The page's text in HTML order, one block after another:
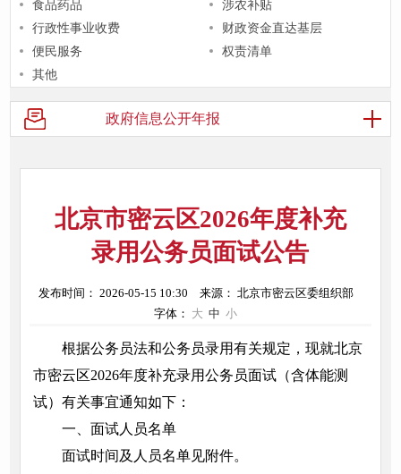
食品药品
涉农补贴
行政性事业收费
财政资金直达基层
便民服务
权责清单
其他
政府信息公开年报
北京市密云区2026年度补充
录用公务员面试公告
发布时间： 2026-05-15 10:30
来源： 北京市密云区委组织部
字体： 大 中 小
根据公务员法和公务员录用有关规定，现就北京
市密云区2026年度补充录用公务员面试（含体能测
试）有关事宜通知如下：
一、面试人员名单
面试时间及人员名单见附件。